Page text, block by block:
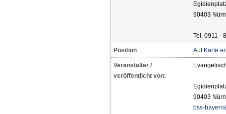
90403
Tel. 0911 -
Position Auf Karte
Veranstalter /
veröffentlicht von:
90403
bss-